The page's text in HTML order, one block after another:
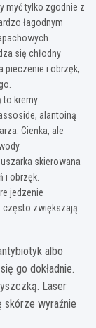
myć tylko zgodnie z
łagodnym
się chłodny
pieczenie i obrzęk,
to kremy
alantoiną
Cienka, ale
skierowana
i obrzęk.
jedzenie
często zwiększają
albo
go dokładnie.
Laser
skórze wyraźnie